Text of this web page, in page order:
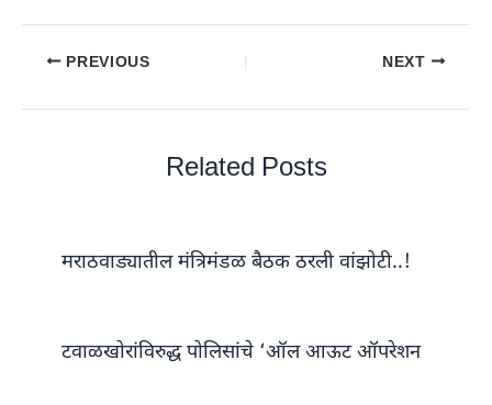
PREVIOUS NEXT
Related Posts
मराठवाड्यातील मंत्रिमंडळ बैठक ठरली वांझोटी..!
टवाळखोरांविरुद्ध पोलिसांचे ‘ऑल आऊट ऑपरेशन